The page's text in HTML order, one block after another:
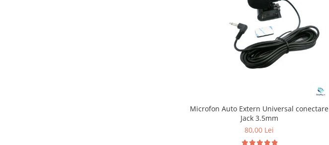
Microfon Auto Extern Universal conectare
Jack 3.5mm
80,00 Lei